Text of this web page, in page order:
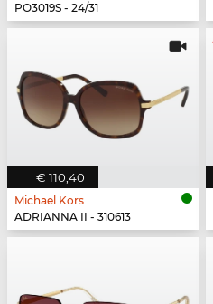
PO3019S - 24/31
€ 110,40
Michael Kors
ADRIANNA II - 310613